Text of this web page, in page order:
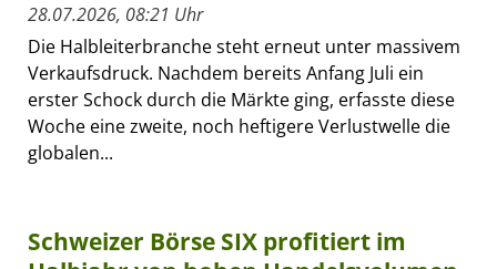
28.07.2026, 08:21 Uhr
Die Halbleiterbranche steht erneut unter massivem
Verkaufsdruck. Nachdem bereits Anfang Juli ein
erster Schock durch die Märkte ging, erfasste diese
Woche eine zweite, noch heftigere Verlustwelle die
globalen...
Schweizer Börse SIX profitiert im